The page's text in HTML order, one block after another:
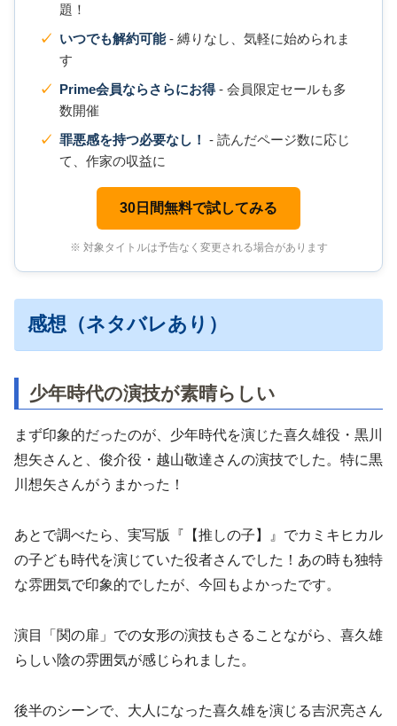
題！
いつでも解約可能- 縛りなし、気軽に始められま
す
Prime会員ならさらにお得- 会員限定セールも多
数開催
罪悪感を持つ必要なし！ - 読んだページ数に応じ
て、作家の収益に
30日間無料で試してみる
※ 対象タイトルは予告なく変更される場合があります
感想（ネタバレあり）
少年時代の演技が素晴らしい
まず印象的だったのが、少年時代を演じた喜久雄役・黒川
想矢さんと、俊介役・越山敬達さんの演技でした。特に黒
川想矢さんがうまかった！
あとで調べたら、実写版『【推しの子】』でカミキヒカル
の子ども時代を演じていた役者さんでした！あの時も独特
な雰囲気で印象的でしたが、今回もよかったです。
演目「関の扉」での女形の演技もさることながら、喜久雄
らしい陰の雰囲気が感じられました。
後半のシーンで、大人になった喜久雄を演じる吉沢亮さん